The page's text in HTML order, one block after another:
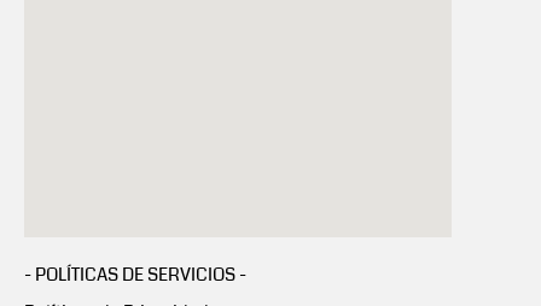
- POLÍTICAS DE SERVICIOS -